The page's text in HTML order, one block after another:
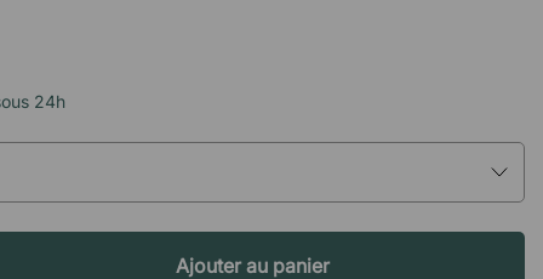
24h
Ajouter au panier